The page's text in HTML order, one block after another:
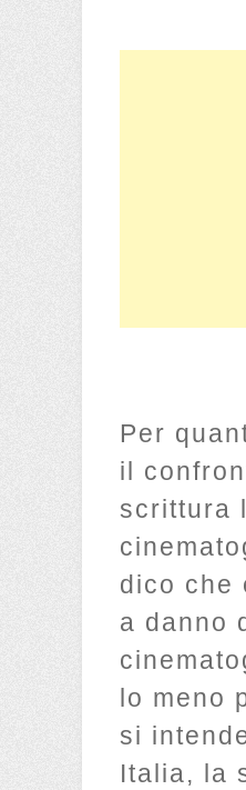
Per
il
scrittura
dico che
a danno
lo meno
si
Italia, la